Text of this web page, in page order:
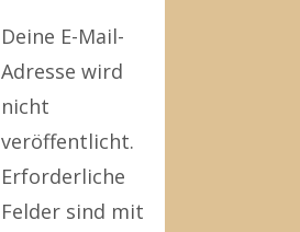
Deine E-Mail-
Adresse wird
nicht
veröffentlicht.
Erforderliche
Felder sind mit